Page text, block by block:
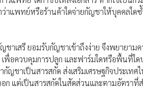
แพทย์หรือร้านค้าใดจ่ายกัญชาให้บุคคลใดซ้
าเสรี ยอมรับกัญชาเข้าถึงง่าย จึงพยายาม
พื่อควบคุมการปลูก และฟาร์มใดหรือพื้นที่ใ
ชาเป็นสารสกัด ส่งเสริมเศรษฐกิจประเทศ
ก แต่เป็นสารสกัดในสัดส่วนและตามอัตรา